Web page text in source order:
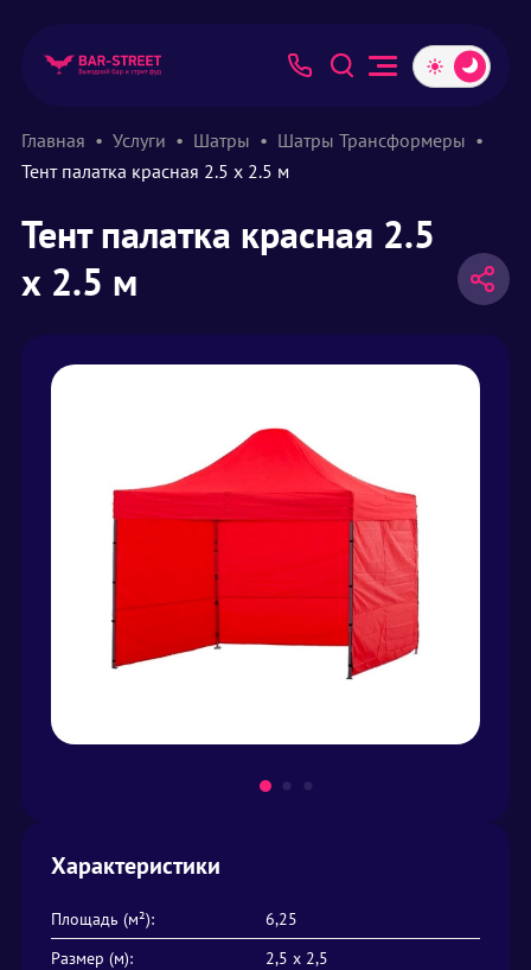
Главная Услуги Шатры
Шатры Трансформеры
Тент палатка красная 2.5 х 2.5 м
Тент палатка красная 2.5
х 2.5 м
Характеристики
Площадь (м²):
6,25
Размер (м):
2,5 х 2,5